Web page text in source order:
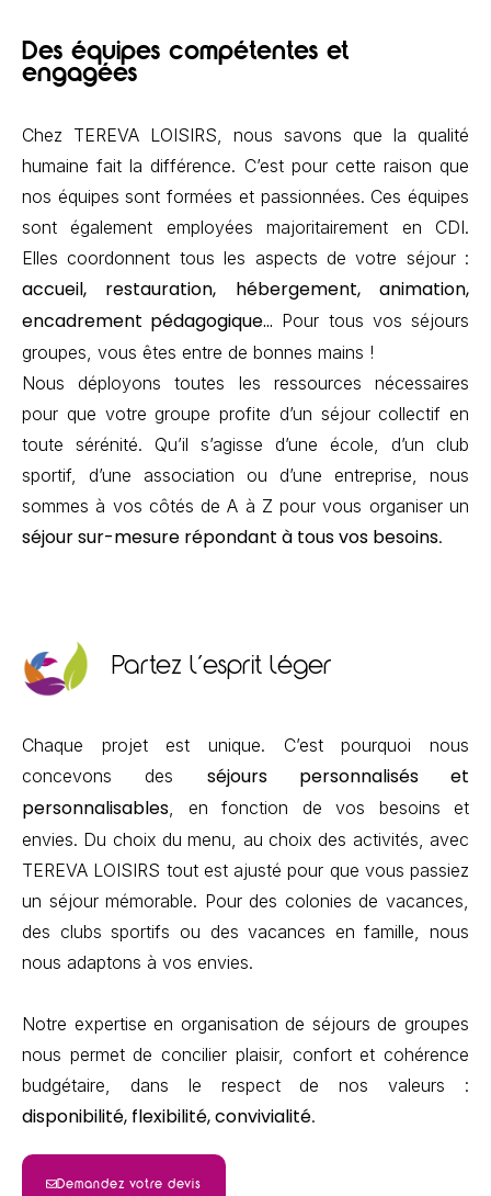
Des équipes compétentes et
engagées
Chez TEREVA LOISIRS, nous savons que la qualité
humaine fait la différence. C’est pour cette raison que
nos équipes sont formées et passionnées. Ces équipes
sont également employées majoritairement en CDI.
Elles coordonnent tous les aspects de votre séjour :
accueil, restauration, hébergement, animation,
encadrement pédagogique… Pour tous vos séjours
groupes, vous êtes entre de bonnes mains !
Nous déployons toutes les ressources nécessaires
pour que votre groupe profite d’un séjour collectif en
toute sérénité. Qu’il s’agisse d’une école, d’un club
sportif, d’une association ou d’une entreprise, nous
sommes à vos côtés de A à Z pour vous organiser un
séjour sur-mesure répondant à tous vos besoins.
Partez l'esprit léger
Chaque projet est unique. C’est pourquoi nous
concevons des séjours personnalisés et
personnalisables , en fonction de vos besoins et
envies. Du choix du menu, au choix des activités, avec
TEREVA LOISIRS tout est ajusté pour que vous passiez
un séjour mémorable. Pour des colonies de vacances,
des clubs sportifs ou des vacances en famille, nous
nous adaptons à vos envies.
Notre expertise en organisation de séjours de groupes
nous permet de concilier plaisir, confort et cohérence
budgétaire, dans le respect de nos valeurs :
disponibilité, flexibilité, convivialité.
Demandez votre devis